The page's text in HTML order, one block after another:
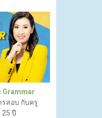
Grammar
รสอบ กับครู
ปี